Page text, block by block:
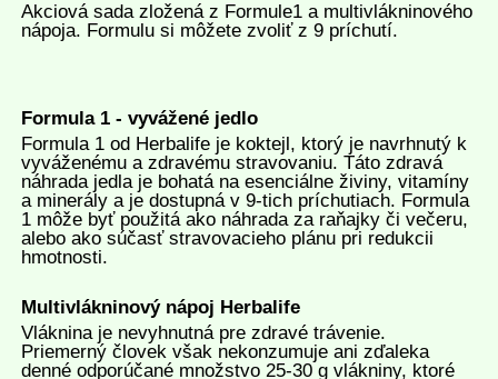
Akciová sada zložená z Formule1 a multivlákninového
nápoja. Formulu si môžete zvoliť z 9 príchutí.
Formula 1 - vyvážené jedlo
Formula 1 od Herbalife je koktejl, ktorý je navrhnutý k
vyváženému a zdravému stravovaniu. Táto zdravá
náhrada jedla je bohatá na esenciálne živiny, vitamíny
a minerály a je dostupná v 9-tich príchutiach. Formula
1 môže byť použitá ako náhrada za raňajky či večeru,
alebo ako súčasť stravovacieho plánu pri redukcii
hmotnosti.
Multivlákninový nápoj Herbalife
Vláknina je nevyhnutná pre zdravé trávenie.
Priemerný človek však nekonzumuje ani zďaleka
denné odporúčané množstvo 25-30 g vlákniny, ktoré